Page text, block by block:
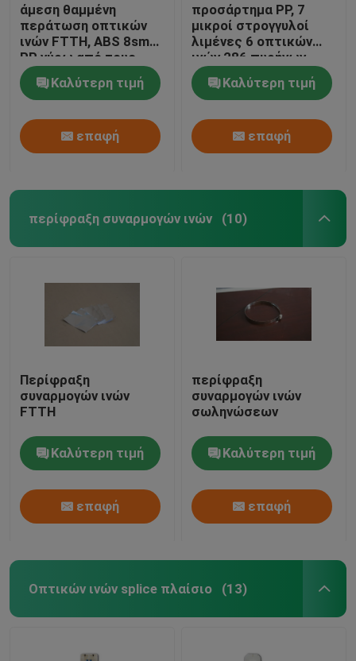
άμεση θαμμένη
περάτωση οπτικών
ινών FTTH, ABS 8small
PP γύρω από τους
λιμένες 1big γύρω
από 64scΚαλύτερη τιμή
επαφή
προσάρτημα PP, 7
μικροί στρογγυλοί
λιμένες 6 οπτικών
ινών 286 πυρήνων
δίσκος
Καλύτερη τιμή
επαφή
περίφραξη συναρμογών ινών (10)
Περίφραξη
συναρμογών ινών
FTTH
Καλύτερη τιμή
επαφή
περίφραξη
συναρμογών ινών
σωληνώσεων
Καλύτερη τιμή
επαφή
Οπτικών ινών splice πλαίσιο (13)